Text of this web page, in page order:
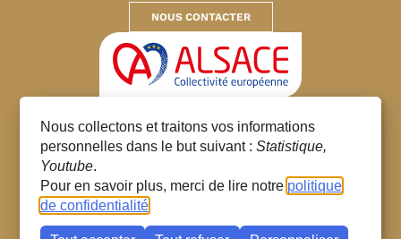
Nous collectons et traitons vos informations
personnelles dans le but suivant : Statistique,
Youtube.
Pour en savoir plus, merci de lire notre politique
de confidentialité
NOUS CONTACTER
Collectivité européenne d’Alsace
© 2026 – Tous droits réservés
Mentions Légales
Données personnelles